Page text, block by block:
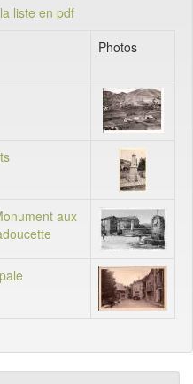
liste en pdf
Photos
aux